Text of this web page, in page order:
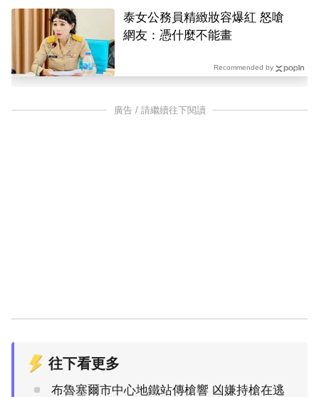
泰女公務員精緻妝容爆紅 怒嗆
網友：憑什麼不能畫
Recommended by
廣告 / 請繼續往下閱讀
往下看更多
布魯塞爾市中心地鐵站傳槍響 凶嫌持槍在逃